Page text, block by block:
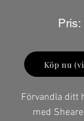
Pris:
Köp nu
Förvandla ditt
med